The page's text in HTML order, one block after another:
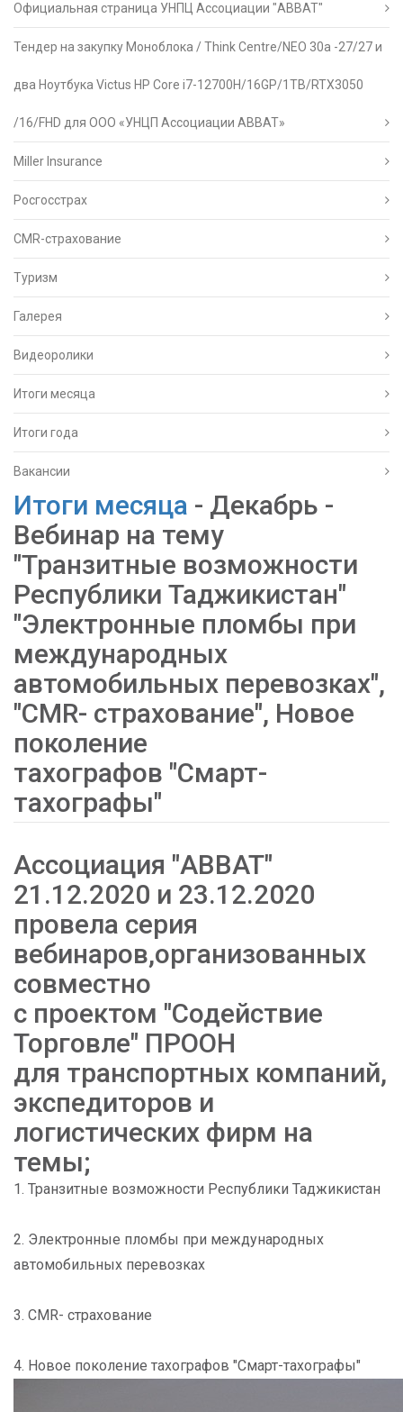
Официальная страница УНПЦ Ассоциации "АВВАТ"
Тендер на закупку Моноблока / Think Centre/NEO 30a -27/27 и
два Ноутбука Victus HP Core i7-12700H/16GP/1TB/RTX3050
/16/FHD для ООО «УНЦП Ассоциации АВВАТ»
Miller Insurance
Росгосстрах
CMR-страхование
Туризм
Галерея
Видеоролики
Итоги месяца
Итоги года
Вакансии
Итоги месяца - Декабрь -
Вебинар на тему
"Транзитные возможности
Республики Таджикистан"
"Электронные пломбы при
международных
автомобильных перевозках",
"CMR- страхование", Новое
поколение
тахографов "Смарт-
тахографы"
Ассоциация "АВВАТ"
21.12.2020 и 23.12.2020
провела серия
вебинаров,организованных
совместно
с проектом "Содействие
Торговле" ПРООН
для транспортных компаний,
экспедиторов и
логистических фирм на
темы;
1. Транзитные возможности Республики Таджикистан
2. Электронные пломбы при международных
автомобильных перевозках
3. CMR- страхование
4. Новое поколение тахографов "Смарт-тахографы"